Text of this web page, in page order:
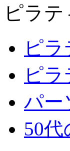
ピラテ
ピ
ピ
パー
50